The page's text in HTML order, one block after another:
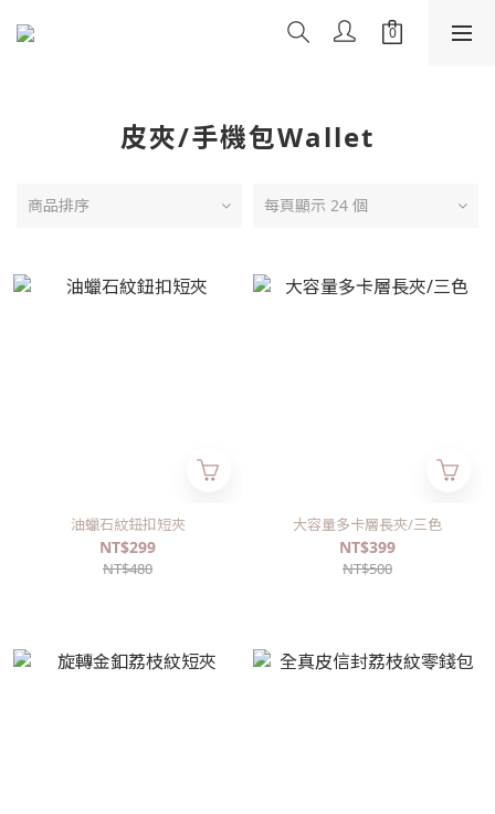
皮夾/手機包Wallet
商品排序 每頁顯示 24 個
油蠟石紋鈕扣短夾
NT$299
NT$480
大容量多卡層長夾/三色
NT$399
NT$500